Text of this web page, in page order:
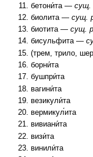
бетони́та —сущ.
биолита —сущ.
биотита —сущ.
бисульфита —
(трем, трило,
борни́та
бушпри́та
вагини́та
везикули́та
вермикул́ита
вивиани́та
визи́та
винили́та